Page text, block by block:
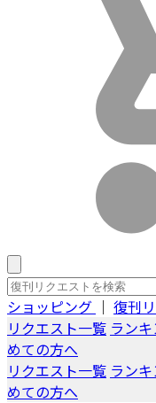
ショッピング ｜ 復刊
リクエスト一覧 ラン
めての方へ
リクエスト一覧 ラン
めての方へ